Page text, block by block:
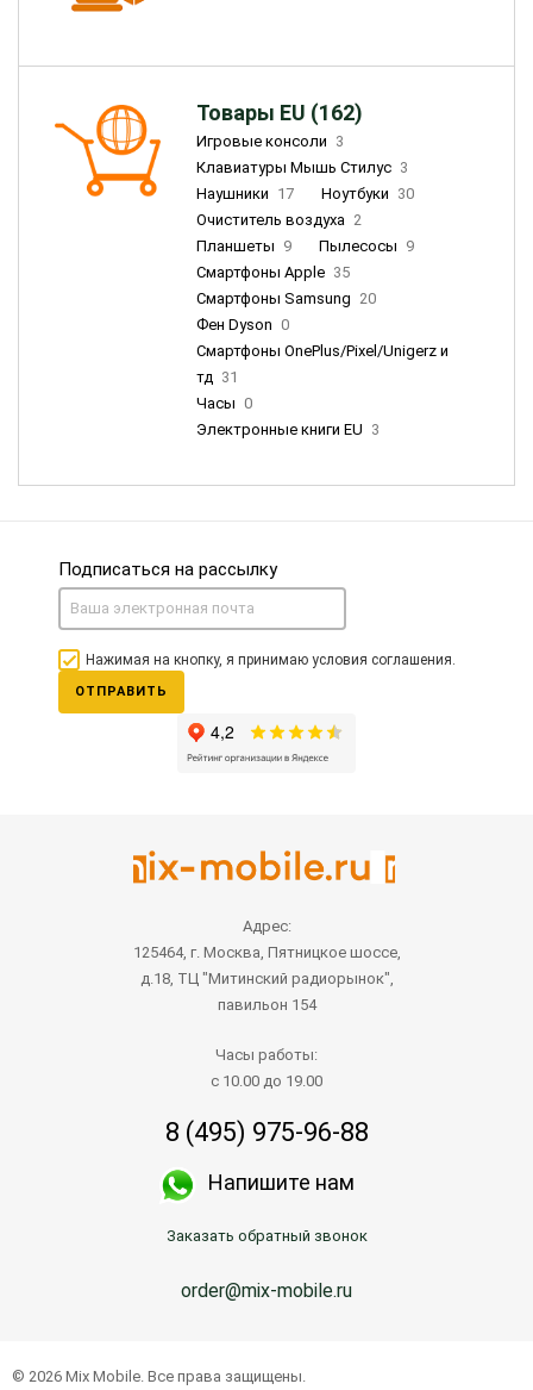
Товары EU (162)
Игровые консоли 3
Клавиатуры Мышь Стилус 3
Наушники 17 Ноутбуки 30
Очиститель воздуха 2
Планшеты 9 Пылесосы 9
Смартфоны Apple 35
Смартфоны Samsung 20
Фен Dyson 0
Смартфоны OnePlus/Pixel/Unigerz и
тд 31
Часы 0
Электронные книги EU 3
Подписаться на рассылку
Нажимая на кнопку, я принимаю условия соглашения.
ОТПРАВИТЬ
Адрес:
125464, г. Москва, Пятницкое шоссе,
д.18, ТЦ "Митинский радиорынок",
павильон 154
Часы работы:
с 10.00 до 19.00
8 (495) 975-96-88
Напишите нам
Заказать обратный звонок
order@mix-mobile.ru
© 2026 Mix Mobile. Все права защищены.